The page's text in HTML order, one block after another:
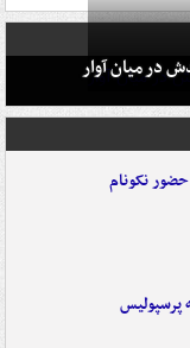
در میان آوار
حضور نکونام
پرسپولیس